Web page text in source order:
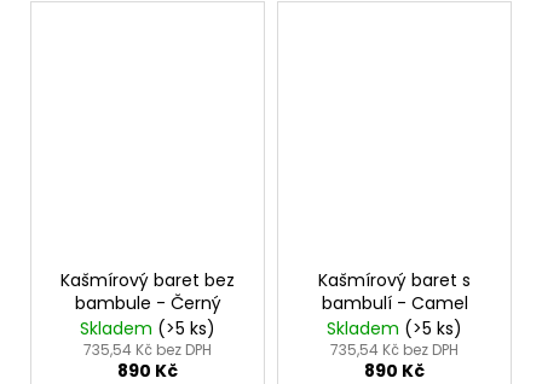
Kašmírový baret bez
bambule - Černý
Skladem (>5 ks)
735,54 Kč bez DPH
890 Kč
Kašmírový baret s
bambulí - Camel
Skladem (>5 ks)
735,54 Kč bez DPH
890 Kč